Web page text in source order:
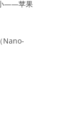
小——苹果
Nano-